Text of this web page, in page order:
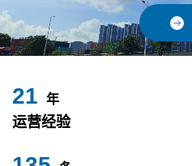
24 年
运营经验